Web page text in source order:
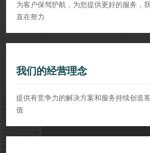
为客户保驾护航，为您提供更好的服务，
直在努力
我们的经营理念
提供有竞争力的解决方案和服务持续创造
值